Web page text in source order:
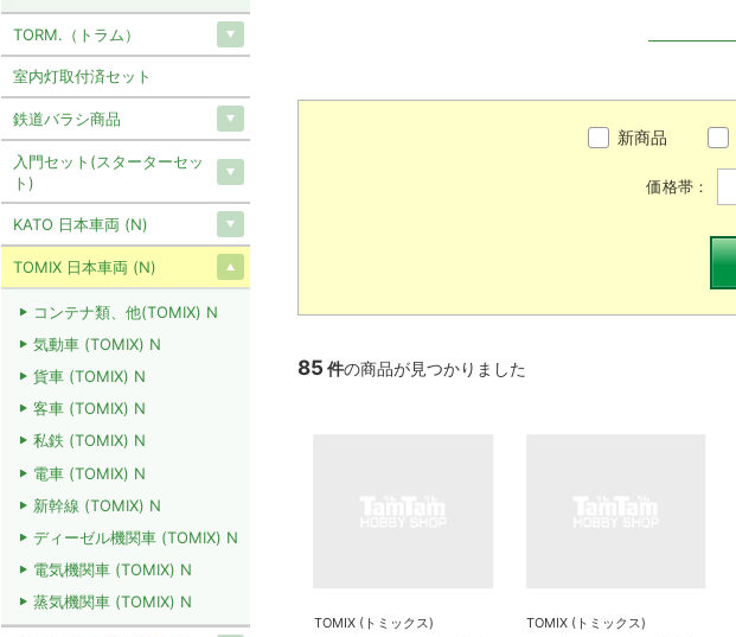
新商品
価格帯：
85 件の商品が見つかりました
TOMIX (トミックス) TOMIX (トミックス)
TORM.（トラム）
室内灯取付済セット
鉄道バラシ商品
入門セット(スターターセッ
ト)
KATO 日本車両 (N)
TOMIX 日本車両 (N)
コンテナ類、他(TOMIX) N
気動車 (TOMIX) N
貨車 (TOMIX) N
客車 (TOMIX) N
私鉄 (TOMIX) N
電車 (TOMIX) N
新幹線 (TOMIX) N
ディーゼル機関車 (TOMIX) N
電気機関車 (TOMIX) N
蒸気機関車 (TOMIX) N